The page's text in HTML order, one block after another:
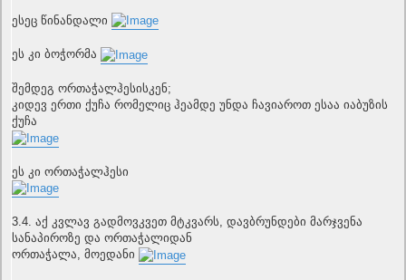
ესეც წინანდალი
ეს კი ბოჭორმა
შემდეგ ორთაჭალჰესისკენ;
კიდევ ერთი ქუჩა რომელიც ჰეამდე უნდა ჩავიაროთ ესაა იაბუზის
ქუჩა
ეს კი ორთაჭალჰესი
3.4. აქ კვლავ გადმოვკვეთ მტკვარს, დავბრუნდები მარჯვენა
სანაპიროზე და ორთაჭალიდან
ორთაჭალა, მოედანი